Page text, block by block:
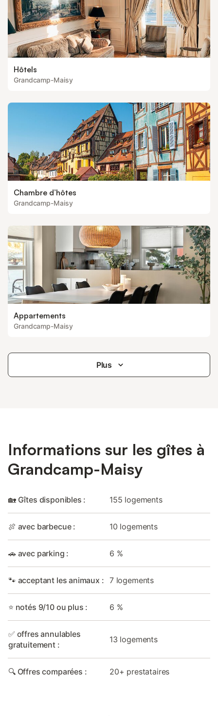
Hôtels
Grandcamp-Maisy
Chambre d’hôtes
Grandcamp-Maisy
Appartements
Grandcamp-Maisy
Plus
Informations sur les gîtes à
Grandcamp-Maisy
🏡 Gîtes disponibles : 155 logements
🍖 avec barbecue : 10 logements
🚗 avec parking : 6 %
🐾 acceptant les animaux : 7 logements
⭐ notés 9/10 ou plus : 6 %
✅ offres annulables
gratuitement :
13 logements
🔍 Offres comparées : 20+ prestataires